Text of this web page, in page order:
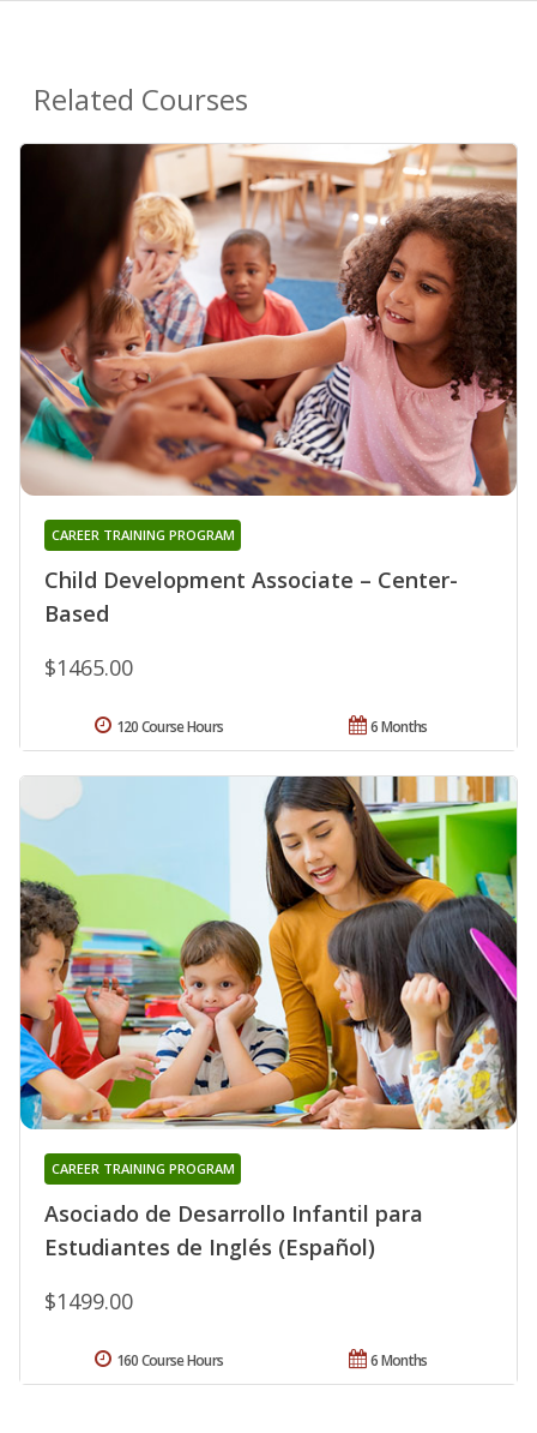
Related Courses
Child Development Associate – Center-
Based
CAREER TRAINING PROGRAM
$1465.00
6 Months
120 Course Hours
Asociado de Desarrollo Infantil para
Estudiantes de Inglés (Español)
CAREER TRAINING PROGRAM
$1499.00
6 Months
160 Course Hours